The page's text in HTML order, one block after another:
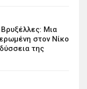
Μια
στον Νίκο
της